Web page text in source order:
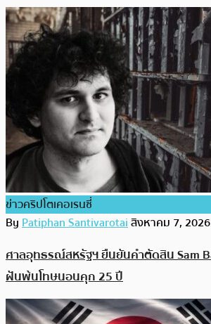
ข่าวคริปโตเคอเรนซี่
ByPatiphan Santivarotaiสิงหาคม 7, 2026
ศาลอุทธรณ์สหรัฐฯ ยืนยันคำตัดสิน Sam
ฝันพ้นโทษนอนคุก 25 ปี